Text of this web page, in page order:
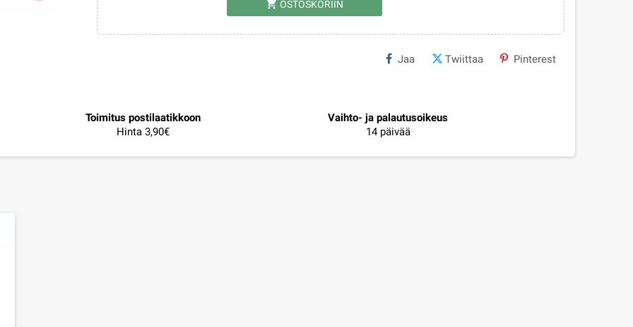
shopping_cart OSTOSKORIIN
Jaa Twiittaa Pinterest
Toimitus postilaatikkoon
Hinta 3,90€
Vaihto- ja palautusoikeus
14 päivää